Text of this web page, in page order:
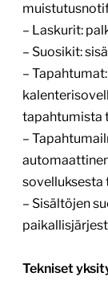
– Laskurit:
– Suosikit:
–
tapahtumista
–
sovelluksesta
– Sisältöjen
Tekniset